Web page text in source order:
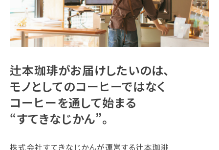
辻本珈琲がお届けしたいのは、
モノとしてのコーヒーではなく
コーヒーを通して始まる
“すてきなじかん”。
株式会社すてきなじかんが運営する辻本珈琲